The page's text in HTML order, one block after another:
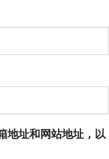
地址和网站地址，以